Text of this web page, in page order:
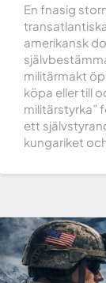
En fnasig
amerikansk
militärmakt
köpa eller till
militärstyrka”
ett
kungariket